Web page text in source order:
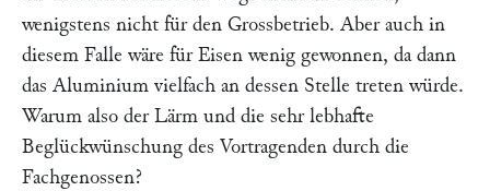
wenigstens nicht für den Grossbetrieb. Aber auch in
diesem Falle wäre für Eisen wenig gewonnen, da dann
das Aluminium vielfach an dessen Stelle treten würde.
Warum also der Lärm und die sehr lebhafte
Beglückwünschung des Vortragenden durch die
Fachgenossen?